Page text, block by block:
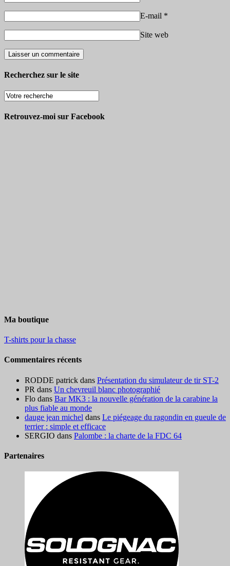
E-mail *
Site web
Recherchez sur le site
Retrouvez-moi sur Facebook
Ma boutique
T-shirts pour la chasse
Commentaires récents
RODDE patrick dans Présentation du simulateur de tir ST-2
PR dans Un chevreuil blanc photographié
Flo dans Bar MK3 : la nouvelle génération de la carabine la
plus fiable au monde
dauge jean michel dans Le piégeage du ragondin en gueule de
terrier : simple et efficace
SERGIO dans Palombe : la charte de la FDC 64
Partenaires